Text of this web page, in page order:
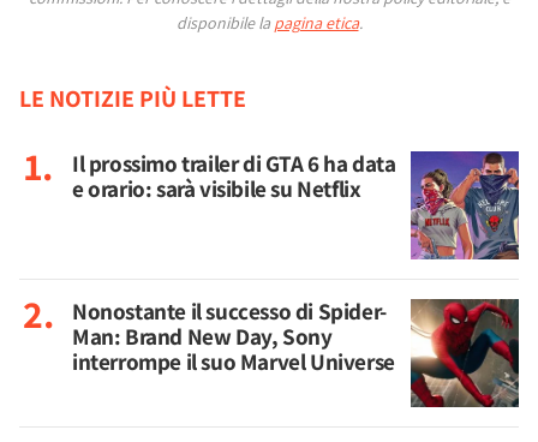
disponibile la pagina etica.
LE NOTIZIE PIÙ LETTE
Il prossimo trailer di GTA 6 ha data
e orario: sarà visibile su Netflix
Nonostante il successo di Spider-
Man: Brand New Day, Sony
interrompe il suo Marvel Universe